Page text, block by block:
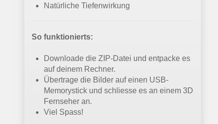
Natürliche Tiefenwirkung
So funktionierts:
Downloade die ZIP-Datei und entpacke es
auf deinem Rechner.
Übertrage die Bilder auf einen USB-
Memorystick und schliesse es an einem 3D
Fernseher an.
Viel Spass!